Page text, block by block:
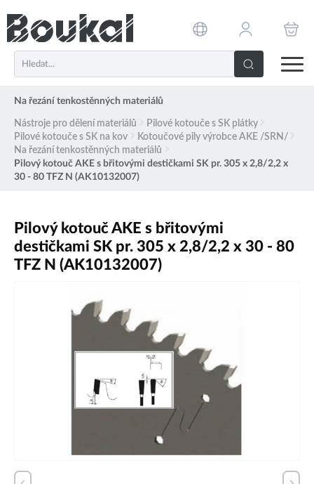
Na řezání tenkostěnných materiálů
Nástroje pro dělení materiálů
Pilové kotouče s SK plátky
Pilové kotouče s SK na kov
Kotoučové pily výrobce AKE /SRN/
Na řezání tenkostěnných materiálů
Pilový kotouč AKE s břitovými destičkami SK pr. 305 x 2,8/2,2 x
30 - 80 TFZ N (AK10132007)
Pilový kotouč AKE s břitovými
destičkami SK pr. 305 x 2,8/2,2 x 30 - 80
TFZ N (AK10132007)